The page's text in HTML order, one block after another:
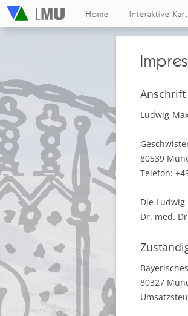
Home Interaktive
Anschrift
Ludwig-
80539
Telefon:
Die
Dr. med.
80327